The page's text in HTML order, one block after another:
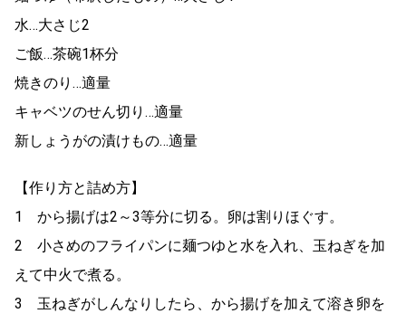
水…大さじ2
ご飯…茶碗1杯分
焼きのり…適量
キャベツのせん切り…適量
新しょうがの漬けもの…適量
【作り方と詰め方】
1 から揚げは2～3等分に切る。卵は割りほぐす。
2 小さめのフライパンに麺つゆと水を入れ、玉ねぎを加
えて中火で煮る。
3 玉ねぎがしんなりしたら、から揚げを加えて溶き卵を